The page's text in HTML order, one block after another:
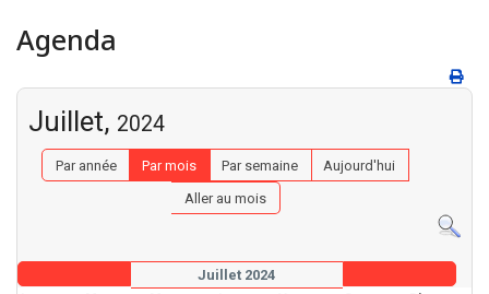
Agenda
Juillet, 2024
Par année Par mois Par semaine
Aujourd'hui
Aller au mois
Juillet 2024